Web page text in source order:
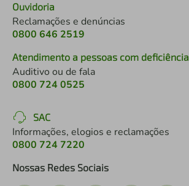
Ouvidoria
Reclamações e denúncias
0800 646 2519
Atendimento a pessoas com deficiência
Auditivo ou de fala
0800 724 0525
SAC
Informações, elogios e reclamações
0800 724 7220
Nossas Redes Sociais